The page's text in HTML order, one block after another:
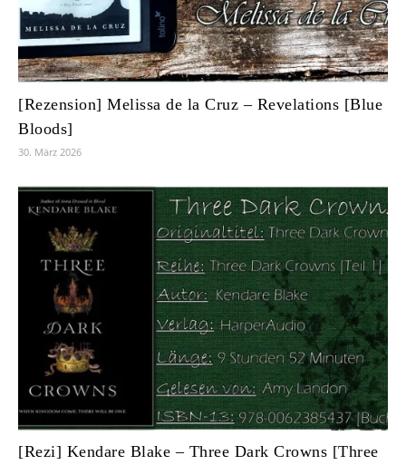
[Rezension] Melissa de la Cruz – Revelations [Blue
Bloods]
30. März 2026
[Rezi] Kendare Blake – Three Dark Crowns [Three